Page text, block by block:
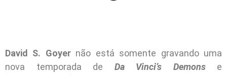
David S. Goyernão está somente gravando uma
nova temporada de Da Vinci’s Demonse